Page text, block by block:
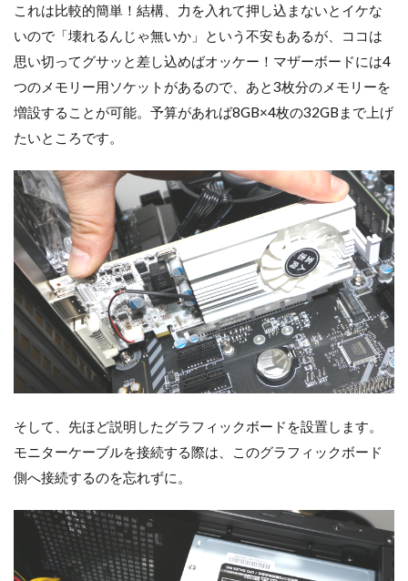
これは比較的簡単！結構、力を入れて押し込まないとイケな
いので「壊れるんじゃ無いか」という不安もあるが、ココは
思い切ってグサッと差し込めばオッケー！マザーボードには4
つのメモリー用ソケットがあるので、あと3枚分のメモリーを
増設することが可能。予算があれば8GB×4枚の32GBまで上げ
たいところです。
そして、先ほど説明したグラフィックボードを設置します。
モニターケーブルを接続する際は、このグラフィックボード
側へ接続するのを忘れずに。